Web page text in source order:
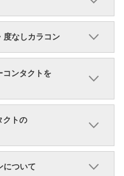
なしカラコン
コンタクトを
クトの
について